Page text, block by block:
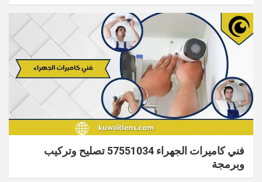
فني كاميرات الجهراء 57551034 تصليح وتركيب
وبرمجة